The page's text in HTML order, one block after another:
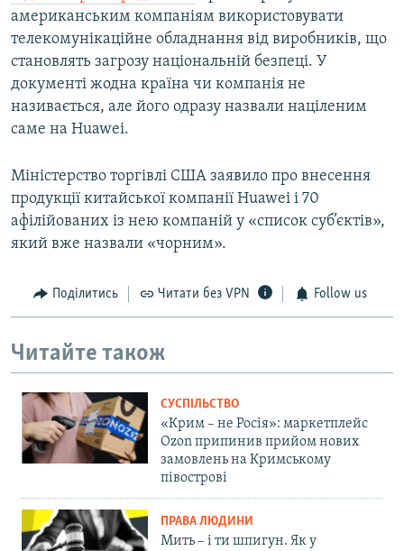
американським компаніям використовувати
телекомунікаційне обладнання від виробників, що
становлять загрозу національній безпеці. У
документі жодна країна чи компанія не
називається, але його одразу назвали націленим
саме на Huawei.
Міністерство торгівлі США заявило про внесення
продукції китайської компанії Huawei і 70
афілійованих із нею компаній у «список суб’єктів»,
який вже назвали «чорним».
Поділитись Читати без VPN Follow us
Читайте також
СУСПІЛЬСТВО
«Крим – не Росія»: маркетплейс
Ozon припинив прийом нових
замовлень на Кримському
півострові
ПРАВА ЛЮДИНИ
Мить – і ти шпигун. Як у